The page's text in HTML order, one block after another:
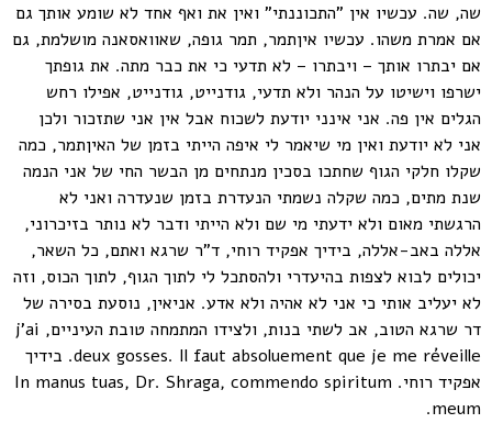
שה, שה. עכשיו אין "התכוננתי" ואין את ואף אחד לא שומע אותך גם
אם אמרת משהו. עכשיו איןתמר, תמר גופה, שאוואסאנה מושלמת, גם
אם יבתרו אותך – ויבתרו – לא תדעי כי את כבר מתה. את גופתך
ישרפו וישיטו על הנהר ולא תדעי, גודנייט, גודנייט, אפילו רחש
הגלים אין פה. אני אינני יודעת לשכוח אבל אין אני שתזכור ולכן
אני לא יודעת ואין מי שיאמר לי איפה הייתי בזמן של האיןתמר, כמה
שקלו חלקי הגוף שחתכו בסכין מנתחים מן הבשר החי של אני הנמה
שנת מתים, כמה שקלה נשמתי הנעדרת בזמן שנעדרה ואני לא
הרגשתי מאום ולא ידעתי מי שם ולא הייתי ודבר לא נותר בזיכרוני,
אללה באב-אללה, בידיך אפקיד רוחי, ד"ר שרגא ואתם, כל השאר,
יכולים לבוא לצפות בהיעדרי ולהסתכל לי לתוך הגוף, לתוך הכוס, וזה
לא יעליב אותי כי אני לא אהיה ולא אדע. אניאין, נוסעת בסירה של
דר שרגא הטוב, אב לשתי בנות, ולצידו המתמחה טובת העיניים, j'ai
deux gosses. Il faut absoluement que je me réveille. בידיך
אפקיד רוחי. In manus tuas, Dr. Shraga, commendo spiritum
meum.